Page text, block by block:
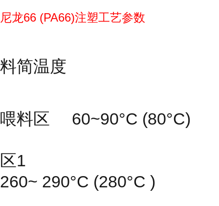
尼龙66 (PA66)注塑工艺参数
料简温度
喂料区 60~90°C (80°C)
区1
260~ 290°C (280°C )